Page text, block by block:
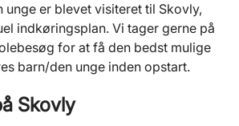
unge er blevet visiteret til Skovly,
indkøringsplan. Vi tager gerne på
for at få den bedst mulige
barn/den unge inden opstart.
Skovly